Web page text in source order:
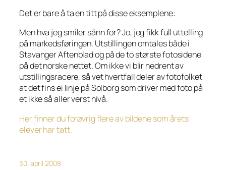
Det er bare å ta en titt på disse eksemplene:
Men hva jeg smiler sånn for? Jo, jeg fikk full uttelling
på markedsføringen. Utstillingen omtales både i
Stavanger Aftenblad og på de to største fotosidene
på det norske nettet. Om ikke vi blir nedrent av
utstillingsracere, så vet hvertfall deler av fotofolket
at det fins ei linje på Solborg som driver med foto på
et ikke så aller verst nivå.
Her finner du forøvrig flere av bildene som årets
elever har tatt.
30. april 2008